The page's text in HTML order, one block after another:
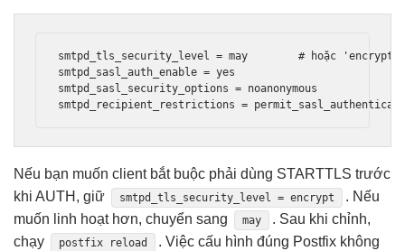
smtpd_tls_security_level = may        # hoặc 'encrypt'
smtpd_sasl_auth_enable = yes
smtpd_sasl_security_options = noanonymous
Nếu bạn muốn client bắt buộc phải dùng STARTTLS trước
khi AUTH, giữ
smtpd_tls_security_level = encrypt
. Nếu
muốn linh hoạt hơn, chuyển sang
may
. Sau khi chỉnh,
chạy
postfix reload
. Việc cấu hình đúng Postfix không